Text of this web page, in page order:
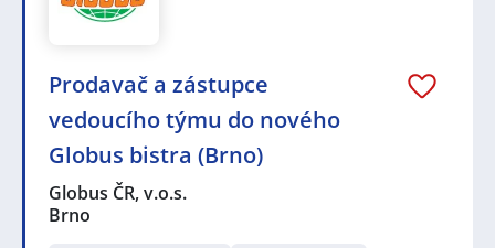
Prodavač a zástupce
vedoucího týmu do nového
Globus bistra (Brno)
Globus ČR, v.o.s.
Brno